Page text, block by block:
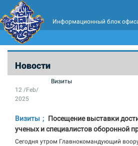
Информационный блок
Новости
12 /Feb/
2025
Визиты
Посещение выставки
ученых и специалистов оборонной
Сегодня утром Главнокомандующий